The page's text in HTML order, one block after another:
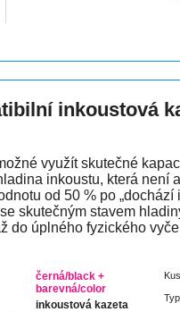
inkoustová
využít skutečné
inkoustu, která není
od 50 % po
skutečným stavem
do úplného fyzického
černá/black +
barevná/color
inkoustová kazeta